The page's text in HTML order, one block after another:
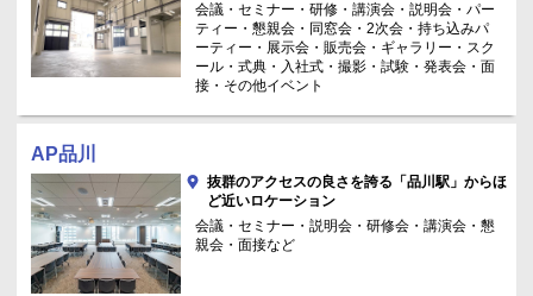
会議・セミナー・研修・講演会・説明会・パー
ティー・懇親会・同窓会・2次会・持ち込みパ
ーティー・展示会・販売会・ギャラリー・スク
ール・式典・入社式・撮影・試験・発表会・面
接・その他イベント
AP品川
抜群のアクセスの良さを誇る「品川駅」からほ
ど近いロケーション
会議・セミナー・説明会・研修会・講演会・懇
親会・面接など